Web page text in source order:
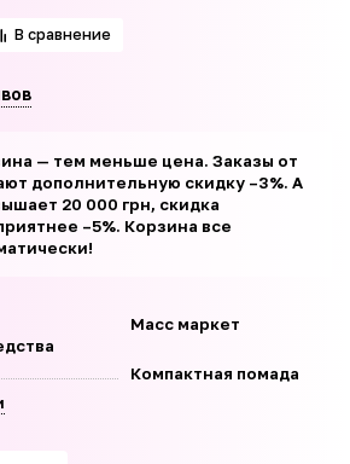
В сравнение
— тем меньше цена. Заказы от
дополнительную скидку –3%. А
20 000 грн, скидка
–5%. Корзина все
Масс маркет
Компактная помада